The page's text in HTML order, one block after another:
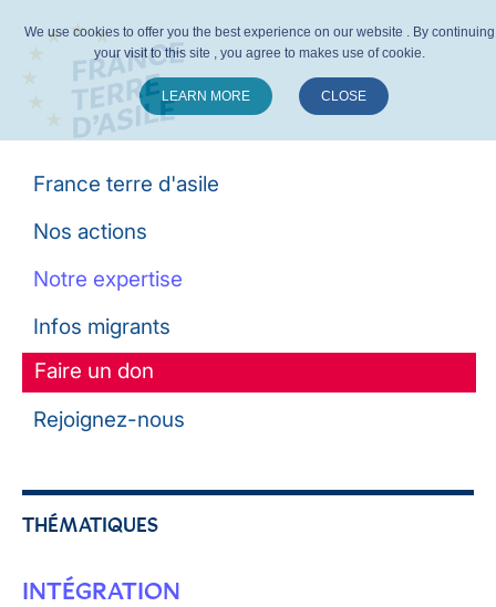
France terre d'asile
Nos actions
Notre expertise
Infos migrants
Faire un don
Rejoignez-nous
THÉMATIQUES
INTÉGRATION
We use cookies to offer you the best experience on our website . By continuing
your visit to this site , you agree to makes use of cookie.
LEARN MORE CLOSE